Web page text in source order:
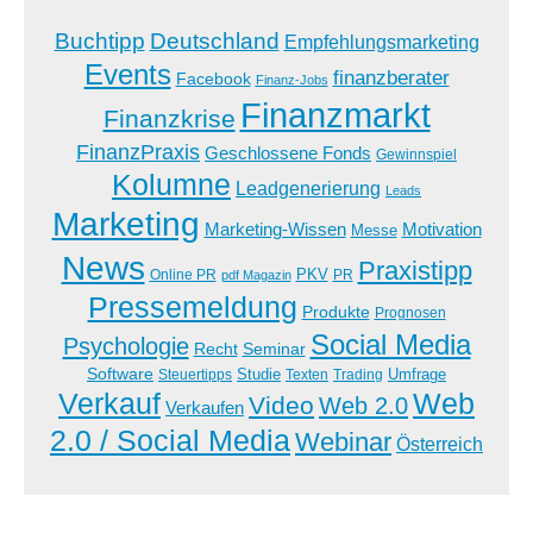
Buchtipp Deutschland Empfehlungsmarketing
Events Facebook Finanz-Jobs finanzberater
Finanzkrise Finanzmarkt
FinanzPraxis Geschlossene Fonds Gewinnspiel
Kolumne Leadgenerierung Leads
Marketing Marketing-Wissen Messe Motivation
News Online PR pdf Magazin PKV PR Praxistipp
Pressemeldung Produkte Prognosen
Psychologie Recht Seminar Social Media
Software Steuertipps Studie Texten Trading Umfrage
Verkauf Verkaufen Video Web 2.0Web
2.0 / Social MediaWebinar Österreich